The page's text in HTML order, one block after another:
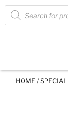
Skip
Products
search
HOME/SPECIAL